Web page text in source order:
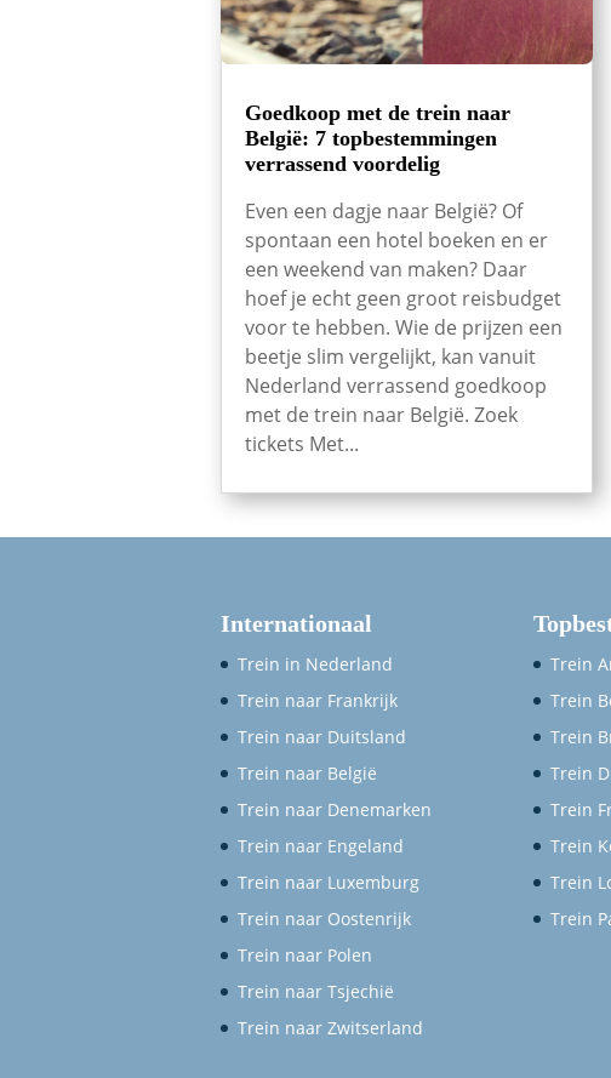
Goedkoop met de trein naar
België: 7 topbestemmingen
verrassend voordelig
Even een dagje naar België? Of
spontaan een hotel boeken en er
een weekend van maken? Daar
hoef je echt geen groot reisbudget
voor te hebben. Wie de prijzen een
beetje slim vergelijkt, kan vanuit
Nederland verrassend goedkoop
met de trein naar België. Zoek
tickets Met...
Internationaal
Trein in Nederland
Trein naar Frankrijk
Trein naar Duitsland
Trein naar België
Trein naar Denemarken
Trein naar Engeland
Trein naar Luxemburg
Trein naar Oostenrijk
Trein naar Polen
Trein naar Tsjechië
Trein naar Zwitserland
Trein
Trein
Trein
Trein
Trein
Trein
Trein
Trein